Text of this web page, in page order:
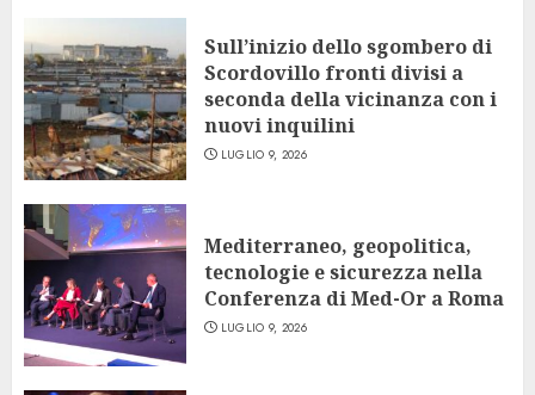
Sull’inizio dello sgombero di
Scordovillo fronti divisi a
seconda della vicinanza con i
nuovi inquilini
LUGLIO 9, 2026
Mediterraneo, geopolitica,
tecnologie e sicurezza nella
Conferenza di Med-Or a Roma
LUGLIO 9, 2026